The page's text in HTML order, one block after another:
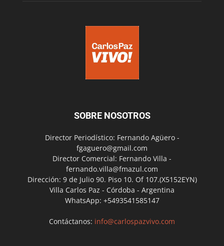
SOBRE NOSOTROS
Director Periodístico: Fernando Agüero -
fgaguero@gmail.com
Director Comercial: Fernando Villa -
fernando.villa@fmazul.com
Dirección: 9 de Julio 90. Piso 10. Of 107.(X5152EYN)
Villa Carlos Paz - Córdoba - Argentina
WhatsApp: +5493541585147
Contáctanos: info@carlospazvivo.com